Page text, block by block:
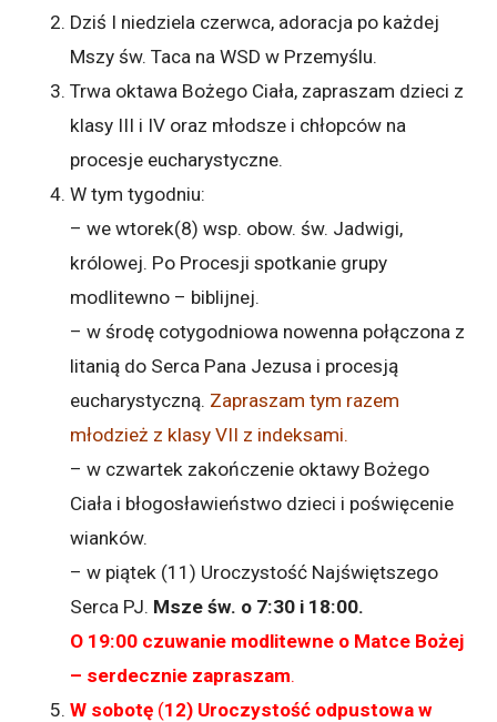
Dziś I niedziela czerwca, adoracja po każdej
Mszy św. Taca na WSD w Przemyślu.
Trwa oktawa Bożego Ciała, zapraszam dzieci z
klasy III i IV oraz młodsze i chłopców na
procesje eucharystyczne.
W tym tygodniu:
– we wtorek(8) wsp. obow. św. Jadwigi,
królowej. Po Procesji spotkanie grupy
modlitewno – biblijnej.
– w środę cotygodniowa nowenna połączona z
litanią do Serca Pana Jezusa i procesją
eucharystyczną. Zapraszam tym razem
młodzież z klasy VII z indeksami.
– w czwartek zakończenie oktawy Bożego
Ciała i błogosławieństwo dzieci i poświęcenie
wianków.
– w piątek (11) Uroczystość Najświętszego
Serca PJ. Msze św. o 7:30 i 18:00.
O 19:00 czuwanie modlitewne o Matce Bożej
– serdecznie zapraszam.
W sobotę (12) Uroczystość odpustowa w